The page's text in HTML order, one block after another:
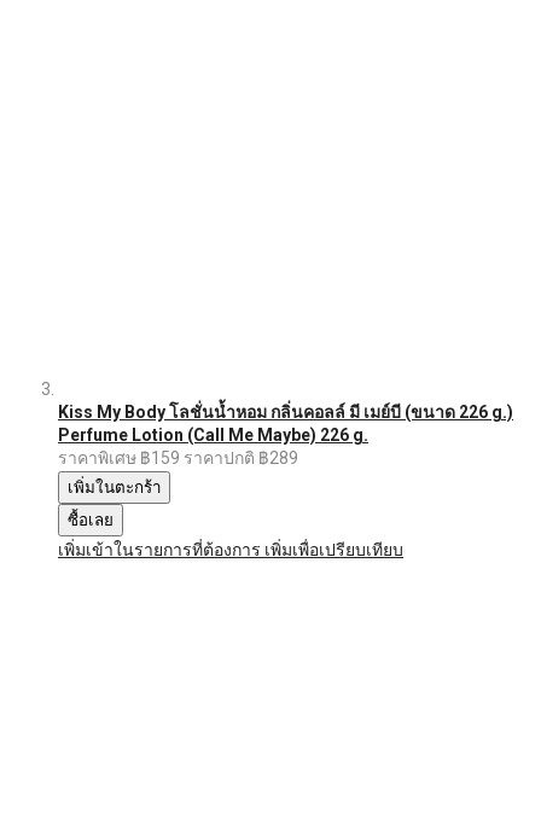
Kiss My Body โลชั่นน้ำหอม กลิ่นคอลล์ มี เมย์บี (ขนาด 226 g.)
Perfume Lotion (Call Me Maybe) 226 g.
ราคาพิเศษ ฿159 ราคาปกติ ฿289
เพิ่มในตะกร้า
ซื้อเลย
เพิ่มเข้าในรายการที่ต้องการ เพิ่มเพื่อเปรียบเทียบ